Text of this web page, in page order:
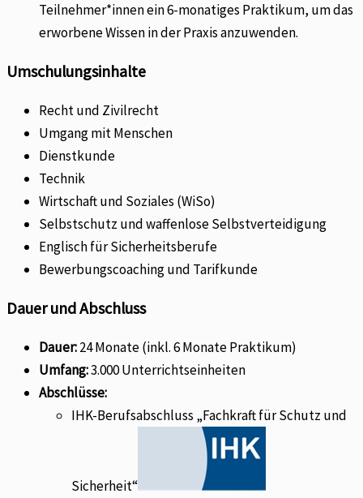
Teilnehmer*innen ein 6-monatiges Praktikum, um das
erworbene Wissen in der Praxis anzuwenden.
Umschulungsinhalte
Recht und Zivilrecht
Umgang mit Menschen
Dienstkunde
Technik
Wirtschaft und Soziales (WiSo)
Selbstschutz und waffenlose Selbstverteidigung
Englisch für Sicherheitsberufe
Bewerbungscoaching und Tarifkunde
Dauer und Abschluss
Dauer:24 Monate (inkl. 6 Monate Praktikum)
Umfang:3.000 Unterrichtseinheiten
Abschlüsse:
IHK-Berufsabschluss „Fachkraft für Schutz und
Sicherheit“